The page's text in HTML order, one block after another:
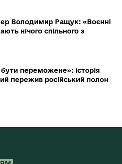
Володимир Ращук: «Воєнні
нічого спільного з
переможене»: історія
пережив російський полон